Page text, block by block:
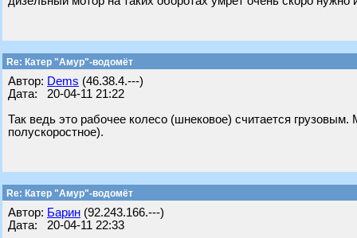
Re: Катер "Амур"-водомёт
Автор: Dems (46.38.4.---)
Дата: 20-04-11 21:22
Так ведь это рабочее колесо (шнековое) считается
полускоростное).
Re: Катер "Амур"-водомёт
Автор: Барин (92.243.166.---)
Дата: 20-04-11 22:33